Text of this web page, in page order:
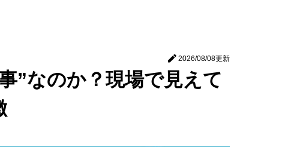
2026/08/08更新
”なのか？現場で見えて